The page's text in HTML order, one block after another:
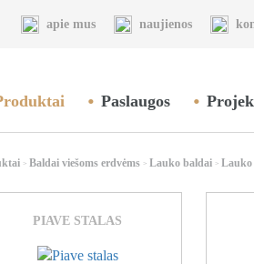
apie mus naujienos
Paslaugos
> Baldai viešoms erdvėms > Lauko baldai > Lauko
PIAVE STALAS